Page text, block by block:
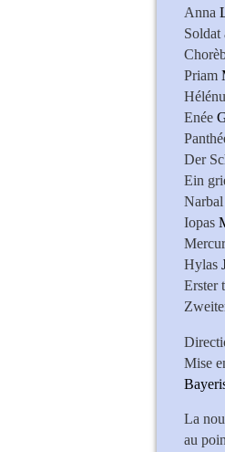
Anna
Soldat
Priam
Enée
Der
Ein
Narbal
Iopas
Hylas
Erster
Mise
La
au